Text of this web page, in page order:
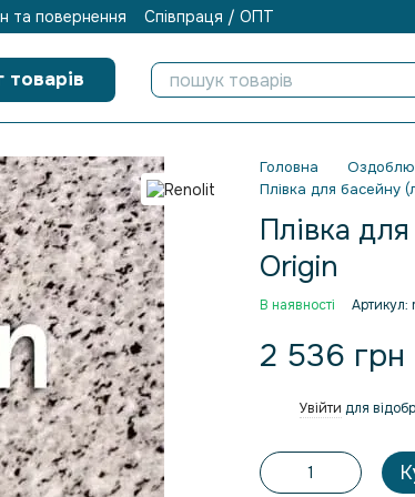
та повернення Співпраця / ОПТ
товарів
Головна
Плівка для басейну
Плівка
Origin
В наявності Артикул:
2 536 грн
Увійти для